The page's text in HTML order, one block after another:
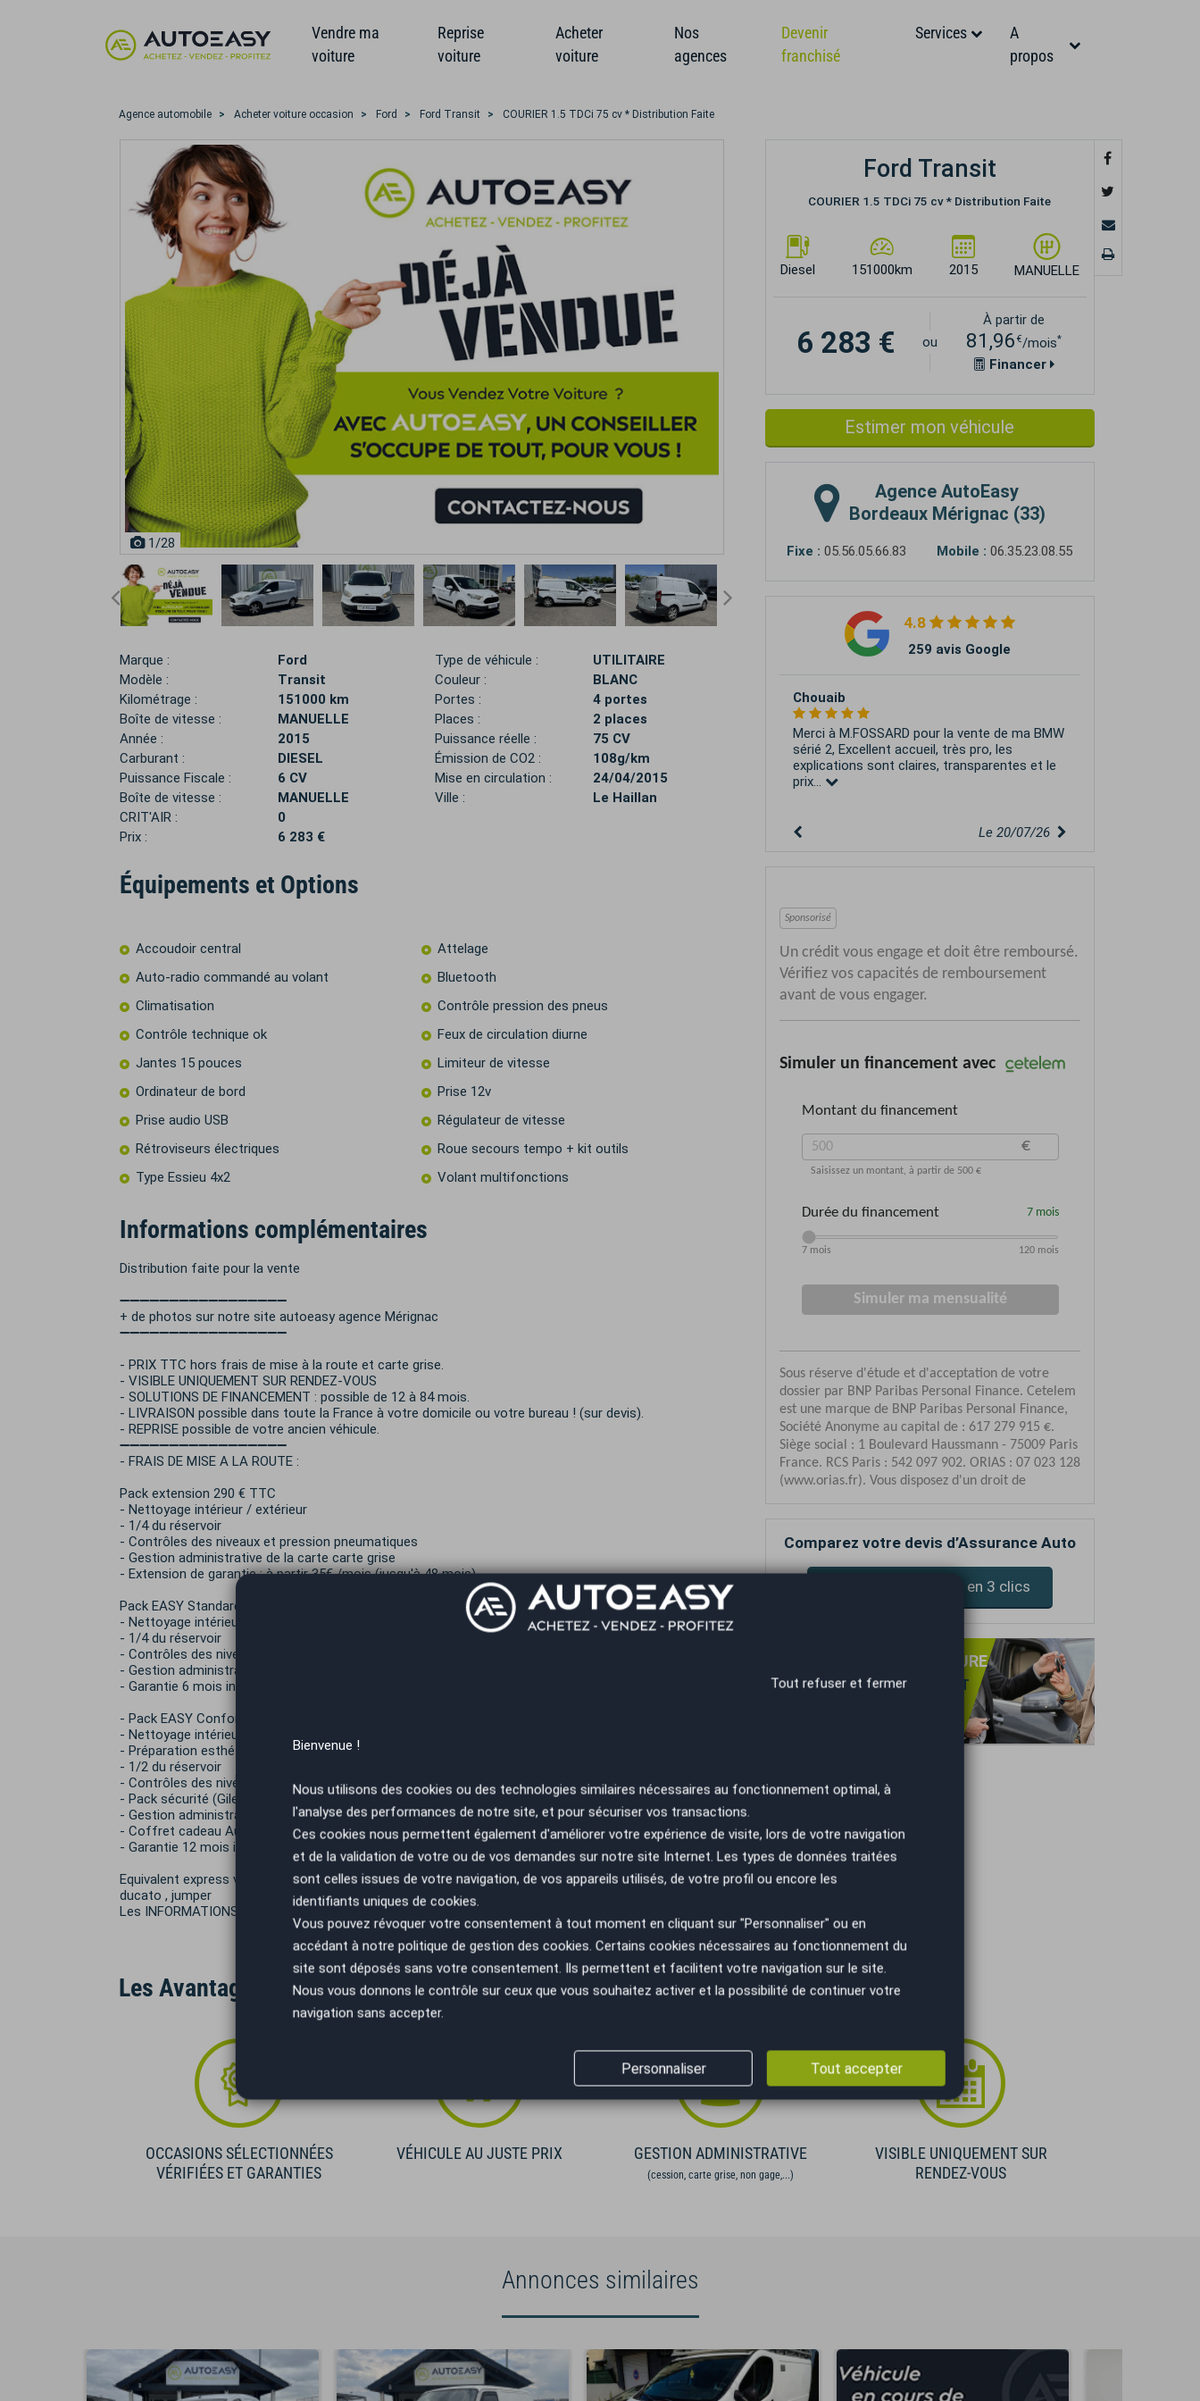
Vendre ma
voiture
Reprise
voiture
Acheter
voiture
Nos
agences
Devenir
franchisé
Services
A
propos
Agence automobile Acheter voiture occasion Ford Ford Transit COURIER 1.5 TDCi 75 cv * Distribution Faite
1/28
Marque :
Ford
Modèle :
Transit
Kilométrage :
151000 km
Boîte de vitesse :
MANUELLE
Année :
2015
Carburant :
DIESEL
Puissance Fiscale :
6 CV
Boîte de vitesse :
MANUELLE
CRIT'AIR :
0
Prix :
6 283 €
Type de véhicule :
UTILITAIRE
Couleur :
BLANC
Portes :
4 portes
Places :
2 places
Puissance réelle :
75 CV
Émission de CO2 :
108g/km
Mise en circulation :
24/04/2015
Ville :
Le Haillan
Équipements et Options
Accoudoir central
Attelage
Auto-radio commandé au volant
Bluetooth
Climatisation
Contrôle pression des pneus
Contrôle technique ok
Feux de circulation diurne
Jantes 15 pouces
Limiteur de vitesse
Ordinateur de bord
Prise 12v
Prise audio USB
Régulateur de vitesse
Rétroviseurs électriques
Roue secours tempo + kit outils
Type Essieu 4x2
Volant multifonctions
Informations complémentaires
Distribution faite pour la vente
➖➖➖➖➖➖➖➖➖➖➖➖➖➖➖➖➖
+ de photos sur notre site autoeasy agence Mérignac
➖➖➖➖➖➖➖➖➖➖➖➖➖➖➖➖➖
- PRIX TTC hors frais de mise à la route et carte grise.
- VISIBLE UNIQUEMENT SUR RENDEZ-VOUS
- SOLUTIONS DE FINANCEMENT : possible de 12 à 84 mois.
- LIVRAISON possible dans toute la France à votre domicile ou votre bureau ! (sur devis).
- REPRISE possible de votre ancien véhicule.
➖➖➖➖➖➖➖➖➖➖➖➖➖➖➖➖➖
- FRAIS DE MISE A LA ROUTE :
Pack extension 290 € TTC
- Nettoyage intérieur / extérieur
- 1/4 du réservoir
- Contrôles des niveaux et pression pneumatiques
- Gestion administrative de la carte carte grise
- Extension de garantie : à partir 35€ /mois (jusqu'à 48 mois)
Pack EASY Standard 490€ TTC :
- Nettoyage intérieur / extérieur
- 1/4 du réservoir
- Contrôles des niveaux et pression pneumatiques
- Gestion administrative de la carte carte grise
- Garantie 6 mois inclus
- Pack EASY Confort 690€ TTC :
- Nettoyage intérieur / extérieur
- Préparation esthétique (retouche de micros rayures, décrassage des jantes, etc)
- 1/2 du réservoir
- Contrôles des niveaux et pression pneumatiques
- Pack sécurité (Gilet + triangle)
- Gestion administrative de la carte carte grise
- Coffret cadeau Autoeasy
- Garantie 12 mois inclus
Equivalent express van , berlingo , citan , combo , cargo , doblo , kangoo , primastar , expert , vivaro ,
ducato , jumper
Les INFORMATIONS délivrées par cette annonce sont non contractuelles et données à titre indicatif.
Ford Transit
COURIER 1.5 TDCi 75 cv * Distribution Faite
Diesel 151000km 2015 MANUELLE
6 283 € ou
À partir de
81,96 €/mois*
Financer
Estimer mon véhicule
Agence AutoEasy
Bordeaux Mérignac (33)
Fixe : 05.56.05.66.83 Mobile : 06.35.23.08.55
4.8
259 avis Google
Jean-Michel NOTO
Je recommande vivement AutoEasy ! Un
grand merci à Kevin, qui a été mon
interlocuteur tout au long de la vente de ma
Tesla model 3. Grâce à...
Le 20/07/26
Comparez votre devis d’Assurance Auto
Devis assurance en 3 clics
REPRISE DE VOTRE VOITURE
SANS OBLIGATION D'ACHAT
Les Avantages AutoEasy
OCCASIONS SÉLECTIONNÉES
VÉRIFIÉES ET GARANTIES
VÉHICULE AU JUSTE PRIX GESTION ADMINISTRATIVE
(cession, carte grise, non gage,...)
VISIBLE UNIQUEMENT SUR
RENDEZ-VOUS
Annonces similaires
Tout refuser et fermer
Bienvenue !
Nous utilisons des cookies ou des technologies similaires nécessaires au fonctionnement optimal, à
l'analyse des performances de notre site, et pour sécuriser vos transactions.
Ces cookies nous permettent également d'améliorer votre expérience de visite, lors de votre navigation
et de la validation de votre ou de vos demandes sur notre site Internet. Les types de données traitées
sont celles issues de votre navigation, de vos appareils utilisés, de votre profil ou encore les
identifiants uniques de cookies.
Vous pouvez révoquer votre consentement à tout moment en cliquant sur "Personnaliser" ou en
accédant à notre politique de gestion des cookies. Certains cookies nécessaires au fonctionnement du
site sont déposés sans votre consentement. Ils permettent et facilitent votre navigation sur le site.
Nous vous donnons le contrôle sur ceux que vous souhaitez activer et la possibilité de continuer votre
navigation sans accepter.
Tout accepter
Personnaliser